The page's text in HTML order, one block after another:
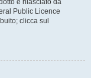
e rilasciato da
Public Licence
clicca sul